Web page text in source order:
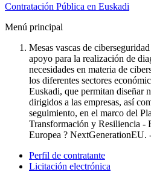
Contratación Pública en Euskadi
Menú principal
Mesas vascas de
apoyo para la realización de
necesidades en materia de
los diferentes sectores
Euskadi, que permitan diseñar
dirigidos a las empresas, así
seguimiento, en el marco del
Transformación y Resiliencia -
Europea ? NextGenerationEU.
Perfil de contratante
Licitación electrónica